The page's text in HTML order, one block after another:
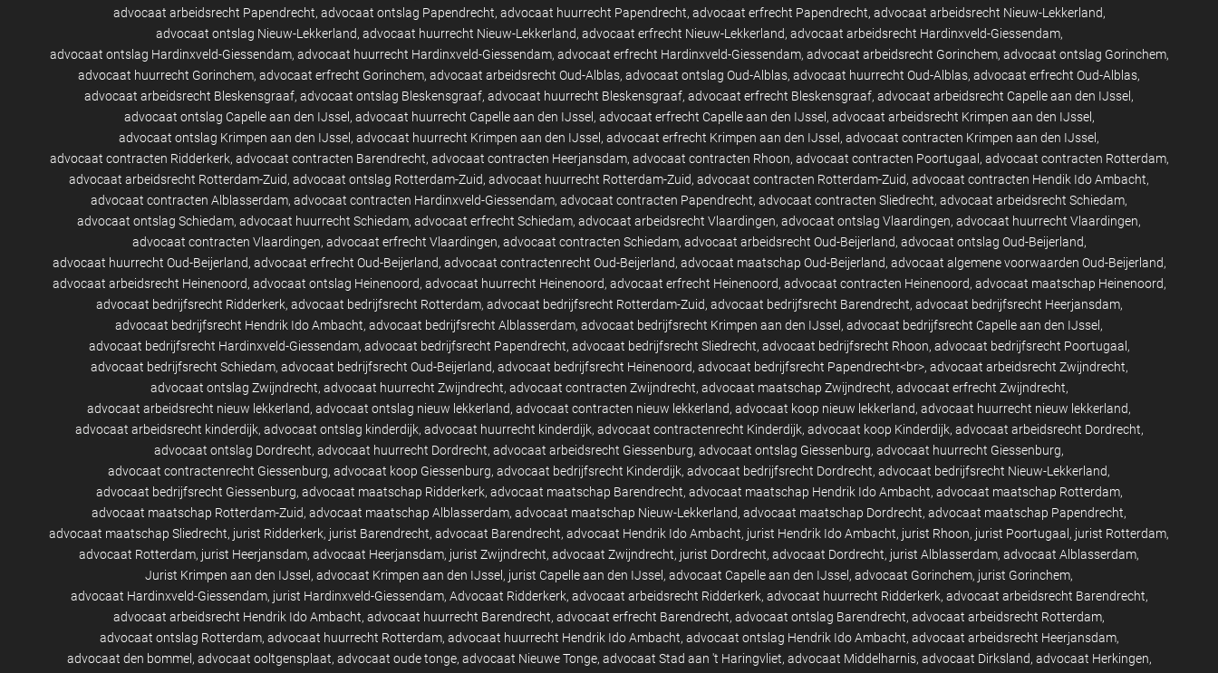
advocaat arbeidsrecht Papendrecht advocaat ontslag Papendrecht advocaat huurrecht Papendrecht advocaat erfrecht Papendrecht advocaat arbeidsrecht Nieuw-Lekkerland
advocaat ontslag Nieuw-Lekkerland advocaat huurrecht Nieuw-Lekkerland advocaat erfrecht Nieuw-Lekkerland advocaat arbeidsrecht Hardinxveld-Giessendam
advocaat ontslag Hardinxveld-Giessendam advocaat huurrecht Hardinxveld-Giessendam advocaat erfrecht Hardinxveld-Giessendam advocaat arbeidsrecht Gorinchem advocaat ontslag Gorinchem
advocaat huurrecht Gorinchem advocaat erfrecht Gorinchem advocaat arbeidsrecht Oud-Alblas advocaat ontslag Oud-Alblas advocaat huurrecht Oud-Alblas advocaat erfrecht Oud-Alblas
advocaat arbeidsrecht Bleskensgraaf advocaat ontslag Bleskensgraaf advocaat huurrecht Bleskensgraaf advocaat erfrecht Bleskensgraaf advocaat arbeidsrecht Capelle aan den IJssel
advocaat ontslag Capelle aan den IJssel advocaat huurrecht Capelle aan den IJssel advocaat erfrecht Capelle aan den IJssel advocaat arbeidsrecht Krimpen aan den IJssel
advocaat ontslag Krimpen aan den IJssel advocaat huurrecht Krimpen aan den IJssel advocaat erfrecht Krimpen aan den IJssel advocaat contracten Krimpen aan den IJssel
advocaat contracten Ridderkerk advocaat contracten Barendrecht advocaat contracten Heerjansdam advocaat contracten Rhoon advocaat contracten Poortugaal
advocaat contracten Rotterdam
advocaat arbeidsrecht Rotterdam-Zuid advocaat ontslag Rotterdam-Zuid advocaat huurrecht Rotterdam-Zuid advocaat contracten Rotterdam-Zuid advocaat contracten Hendik Ido Ambacht
advocaat contracten Alblasserdam advocaat contracten Hardinxveld-Giessendam advocaat contracten Papendrecht advocaat contracten Sliedrecht advocaat arbeidsrecht Schiedam
advocaat ontslag Schiedam advocaat huurrecht Schiedam advocaat erfrecht Schiedam advocaat arbeidsrecht Vlaardingen advocaat ontslag Vlaardingen advocaat huurrecht Vlaardingen
advocaat contracten Vlaardingen advocaat erfrecht Vlaardingen advocaat contracten Schiedam advocaat arbeidsrecht Oud-Beijerland advocaat ontslag Oud-Beijerland
advocaat huurrecht Oud-Beijerland advocaat erfrecht Oud-Beijerland advocaat contractenrecht Oud-Beijerland advocaat maatschap Oud-Beijerland advocaat algemene voorwaarden Oud-Beijerland
advocaat arbeidsrecht Heinenoord advocaat ontslag Heinenoord advocaat huurrecht Heinenoord advocaat erfrecht Heinenoord advocaat contracten Heinenoord advocaat maatschap Heinenoord
advocaat bedrijfsrecht Ridderkerk advocaat bedrijfsrecht Rotterdam advocaat bedrijfsrecht Rotterdam-Zuid advocaat bedrijfsrecht Barendrecht advocaat bedrijfsrecht Heerjansdam
advocaat bedrijfsrecht Hendrik Ido Ambacht advocaat bedrijfsrecht Alblasserdam advocaat bedrijfsrecht Krimpen aan den IJssel advocaat bedrijfsrecht Capelle aan den IJssel
advocaat bedrijfsrecht Hardinxveld-Giessendam advocaat bedrijfsrecht Papendrecht advocaat bedrijfsrecht Sliedrecht advocaat bedrijfsrecht Rhoon advocaat bedrijfsrecht Poortugaal
advocaat bedrijfsrecht Schiedam advocaat bedrijfsrecht Oud-Beijerland advocaat bedrijfsrecht Heinenoord advocaat bedrijfsrecht Papendrecht<br> advocaat arbeidsrecht Zwijndrecht
advocaat ontslag Zwijndrecht advocaat huurrecht Zwijndrecht advocaat contracten Zwijndrecht advocaat maatschap Zwijndrecht advocaat erfrecht Zwijndrecht
advocaat arbeidsrecht nieuw lekkerland advocaat ontslag nieuw lekkerland advocaat contracten nieuw lekkerland advocaat koop nieuw lekkerland advocaat huurrecht nieuw lekkerland
advocaat arbeidsrecht kinderdijk advocaat ontslag kinderdijk advocaat huurrecht kinderdijk advocaat contractenrecht Kinderdijk advocaat koop Kinderdijk advocaat arbeidsrecht Dordrecht
advocaat ontslag Dordrecht advocaat huurrecht Dordrecht advocaat arbeidsrecht Giessenburg advocaat ontslag Giessenburg advocaat huurrecht Giessenburg
advocaat contractenrecht Giessenburg advocaat koop Giessenburg advocaat bedrijfsrecht Kinderdijk advocaat bedrijfsrecht Dordrecht advocaat bedrijfsrecht Nieuw-Lekkerland
advocaat bedrijfsrecht Giessenburg advocaat maatschap Ridderkerk advocaat maatschap Barendrecht advocaat maatschap Hendrik Ido Ambacht advocaat maatschap Rotterdam
advocaat maatschap Rotterdam-Zuid advocaat maatschap Alblasserdam advocaat maatschap Nieuw-Lekkerland advocaat maatschap Dordrecht advocaat maatschap Papendrecht
advocaat maatschap Sliedrecht jurist Ridderkerk jurist Barendrecht advocaat Barendrecht advocaat Hendrik Ido Ambacht jurist Hendrik Ido Ambacht jurist Rhoon jurist Poortugaal
jurist Rotterdam
advocaat Rotterdam jurist Heerjansdam advocaat Heerjansdam jurist Zwijndrecht advocaat Zwijndrecht jurist Dordrecht advocaat Dordrecht jurist Alblasserdam advocaat Alblasserdam
Jurist Krimpen aan den IJssel advocaat Krimpen aan den IJssel jurist Capelle aan den IJssel advocaat Capelle aan den IJssel advocaat Gorinchem jurist Gorinchem
advocaat Hardinxveld-Giessendam jurist Hardinxveld-Giessendam Advocaat Ridderkerk advocaat arbeidsrecht Ridderkerk advocaat huurrecht Ridderkerk advocaat arbeidsrecht Barendrecht
advocaat arbeidsrecht Hendrik Ido Ambacht advocaat huurrecht Barendrecht advocaat erfrecht Barendrecht advocaat ontslag Barendrecht advocaat arbeidsrecht Rotterdam
advocaat ontslag Rotterdam advocaat huurrecht Rotterdam advocaat huurrecht Hendrik Ido Ambacht advocaat ontslag Hendrik Ido Ambacht advocaat arbeidsrecht Heerjansdam
advocaat den bommel advocaat ooltgensplaat advocaat oude tonge advocaat Nieuwe Tonge advocaat Stad aan 't Haringvliet advocaat Middelharnis advocaat Dirksland advocaat Herkingen